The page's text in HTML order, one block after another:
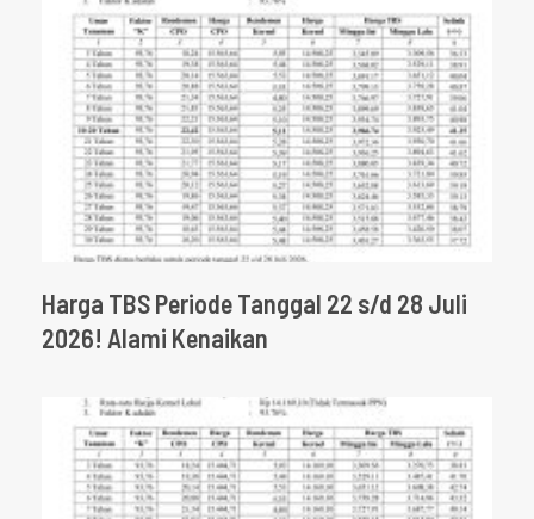
Harga TBS Periode Tanggal 22 s/d 28 Juli
2026! Alami Kenaikan